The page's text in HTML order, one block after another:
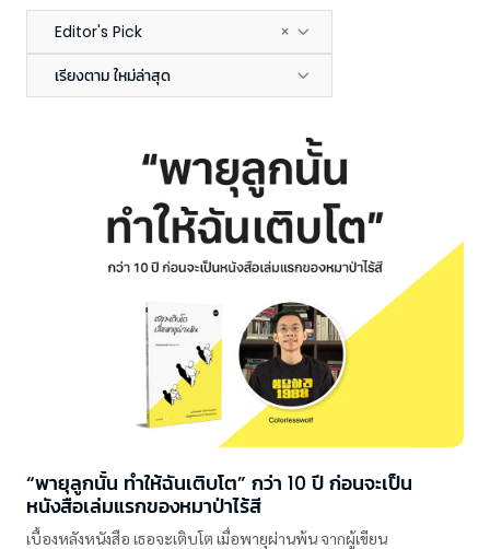
Editor's Pick
×
เรียงตาม ใหม่ล่าสุด
“พายุลูกนั้น ทำให้ฉันเติบโต” กว่า 10 ปี ก่อนจะเป็น
หนังสือเล่มแรกของหมาป่าไร้สี
เบื้องหลังหนังสือ เธอจะเติบโต เมื่อพายุผ่านพ้น จากผู้เขียน